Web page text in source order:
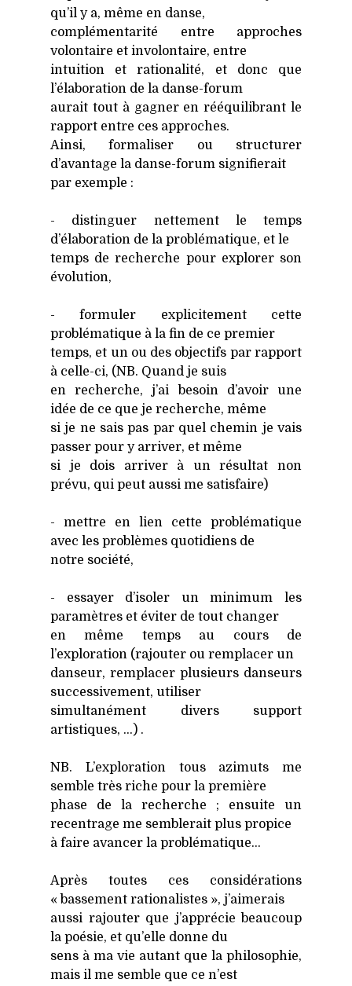
qu’il y a, même en danse,
com­plé­men­ta­ri­té entre approches
volon­taire et invo­lon­taire, entre
intui­tion et ratio­na­li­té, et donc que
l’élaboration de la danse-forum
aurait tout à gagner en rééqui­li­brant le
rap­port entre ces approches.
Ain­si, for­ma­li­ser ou struc­tu­rer
d’avantage la danse-forum signi­fie­rait
par exemple :
- dis­tin­guer net­te­ment le temps
d’élaboration de la pro­blé­ma­tique, et le
temps de recherche pour explo­rer son
évo­lu­tion,
- for­mu­ler expli­ci­te­ment cette
pro­blé­ma­tique à la fin de ce pre­mier
temps, et un ou des objec­tifs par rap­port
à celle-ci, (NB. Quand je suis
en recherche, j’ai besoin d’avoir une
idée de ce que je recherche, même
si je ne sais pas par quel che­min je vais
pas­ser pour y arri­ver, et même
si je dois arri­ver à un résul­tat non
pré­vu, qui peut aus­si me satis­faire)
- mettre en lien cette pro­blé­ma­tique
avec les pro­blèmes quo­ti­diens de
notre socié­té,
- essayer d’isoler un mini­mum les
para­mètres et évi­ter de tout chan­ger
en même temps au cours de
l’exploration (rajou­ter ou rem­pla­cer un
dan­seur, rem­pla­cer plu­sieurs dan­seurs
suc­ces­si­ve­ment, uti­li­ser
simul­ta­né­ment divers sup­port
artis­tiques, …) .
NB. L’exploration tous azi­muts me
semble très riche pour la pre­mière
phase de la recherche ; ensuite un
recen­trage me sem­ble­rait plus pro­pice
à faire avan­cer la pro­blé­ma­tique…
Après toutes ces consi­dé­ra­tions
« bas­se­ment ratio­na­listes », j’aimerais
aus­si rajou­ter que j’apprécie beau­coup
la poé­sie, et qu’elle donne du
sens à ma vie autant que la phi­lo­so­phie,
mais il me semble que ce n’est